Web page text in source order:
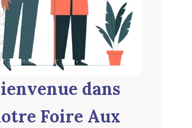
dans
Foire Aux